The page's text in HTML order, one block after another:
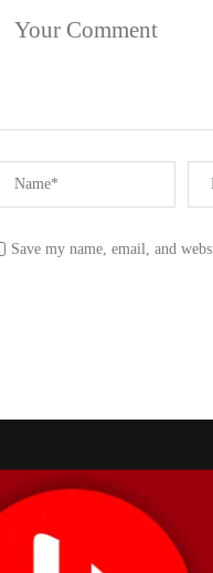
Save my name, email, and